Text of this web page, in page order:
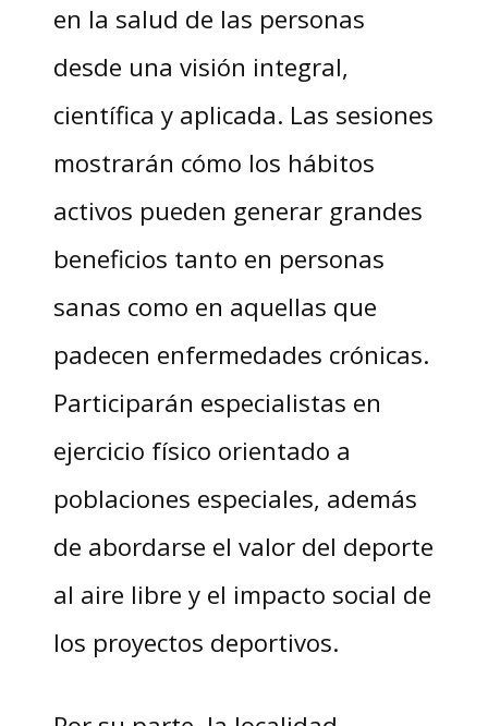
en la salud de las personas
desde una visión integral,
científica y aplicada. Las sesiones
mostrarán cómo los hábitos
activos pueden generar grandes
beneficios tanto en personas
sanas como en aquellas que
padecen enfermedades crónicas.
Participarán especialistas en
ejercicio físico orientado a
poblaciones especiales, además
de abordarse el valor del deporte
al aire libre y el impacto social de
los proyectos deportivos.